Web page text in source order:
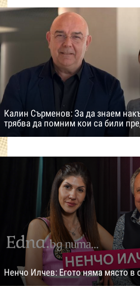
Калин Сърменов: За да знаем
трябва да помним кои са били
Ненчо Илчев: Егото няма място в